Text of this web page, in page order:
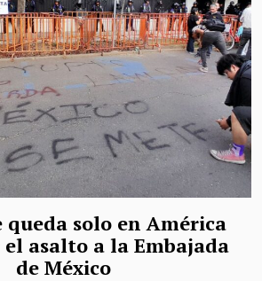
queda solo en América
asalto a la Embajada
de México